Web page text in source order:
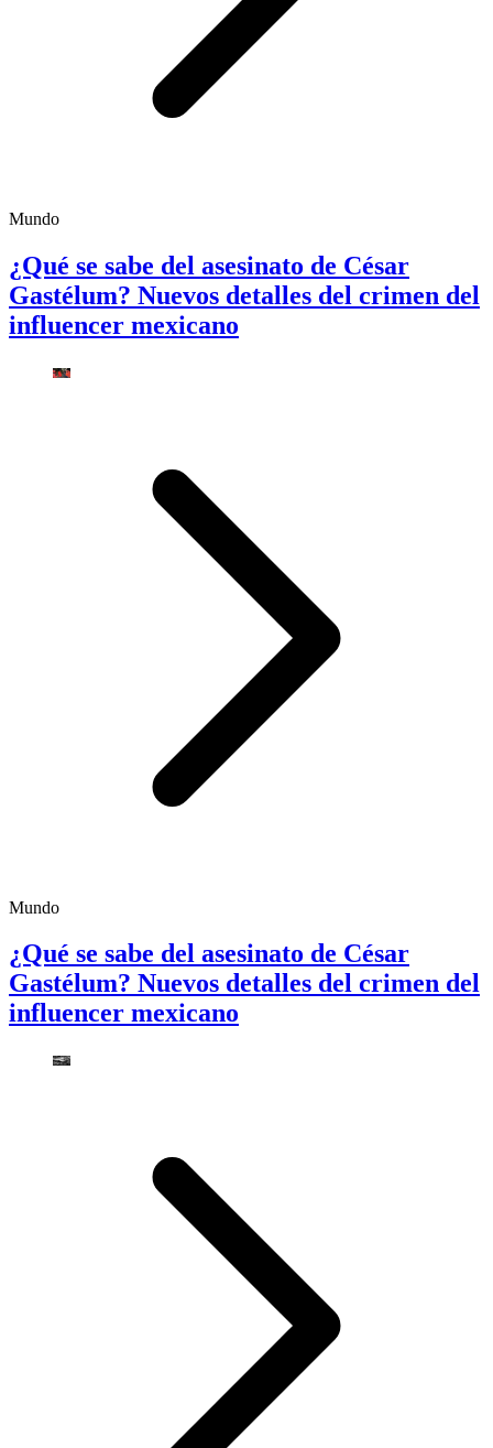
Mundo
¿Qué se sabe del asesinato de César
Gastélum? Nuevos detalles del crimen del
influencer mexicano
Mundo
¿Qué se sabe del asesinato de César
Gastélum? Nuevos detalles del crimen del
influencer mexicano